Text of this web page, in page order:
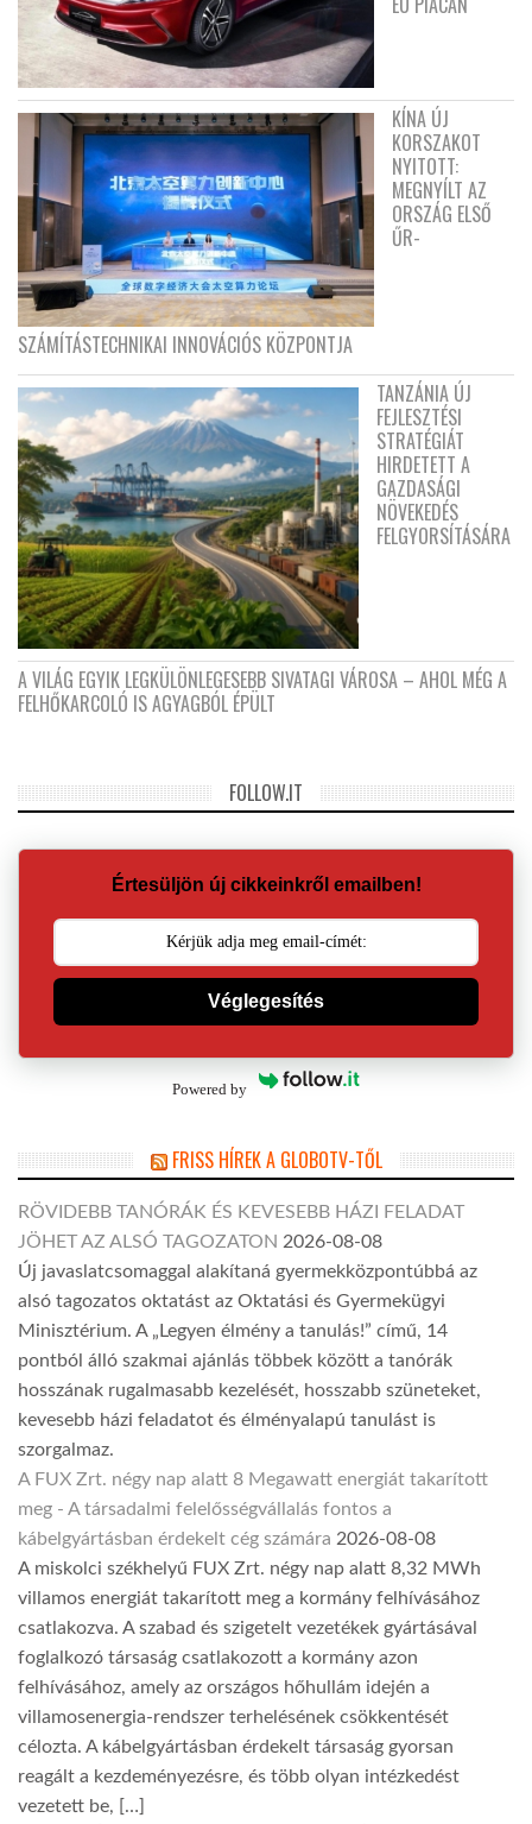
KÍNA ÚJ
KORSZAKOT
NYITOTT:
MEGNYÍLT AZ
ORSZÁG ELSŐ
ŰR-
SZÁMÍTÁSTECHNIKAI INNOVÁCIÓS KÖZPONTJA
TANZÁNIA ÚJ
FEJLESZTÉSI
STRATÉGIÁT
HIRDETETT A
GAZDASÁGI
NÖVEKEDÉS
FELGYORSÍTÁSÁRA
A VILÁG EGYIK LEGKÜLÖNLEGESEBB SIVATAGI VÁROSA – AHOL MÉG A
FELHŐKARCOLÓ IS AGYAGBÓL ÉPÜLT
FOLLOW.IT
Értesüljön új cikkeinkről emailben!
Véglegesítés
Powered by
FRISS HÍREK A GLOBOTV-TŐL
RÖVIDEBB TANÓRÁK ÉS KEVESEBB HÁZI FELADAT
JÖHET AZ ALSÓ TAGOZATON 2026-08-08
Új javaslatcsomaggal alakítaná gyermekközpontúbbá az
alsó tagozatos oktatást az Oktatási és Gyermekügyi
Minisztérium. A „Legyen élmény a tanulás!” című, 14
pontból álló szakmai ajánlás többek között a tanórák
hosszának rugalmasabb kezelését, hosszabb szüneteket,
kevesebb házi feladatot és élményalapú tanulást is
szorgalmaz.
A FUX Zrt. négy nap alatt 8 Megawatt energiát takarított
meg - A társadalmi felelősségvállalás fontos a
kábelgyártásban érdekelt cég számára 2026-08-08
A miskolci székhelyű FUX Zrt. négy nap alatt 8,32 MWh
villamos energiát takarított meg a kormány felhívásához
csatlakozva. A szabad és szigetelt vezetékek gyártásával
foglalkozó társaság csatlakozott a kormány azon
felhívásához, amely az országos hőhullám idején a
villamosenergia-rendszer terhelésének csökkentését
célozta. A kábelgyártásban érdekelt társaság gyorsan
reagált a kezdeményezésre, és több olyan intézkedést
vezetett be, […]